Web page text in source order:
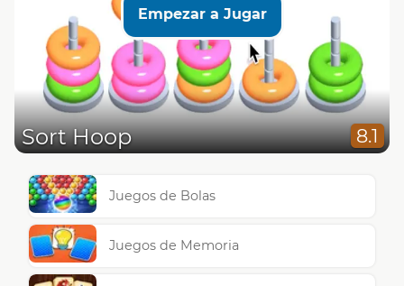
Empezar a Jugar
Sort Hoop 8.1
Juegos de Bolas
Juegos de Memoria